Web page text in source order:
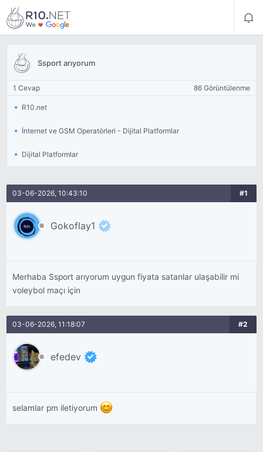
Ssport arıyorum
1 Cevap 86 Görüntülenme
R10.net
İnternet ve GSM Operatörleri - Dijital Platformlar
Dijital Platformlar
03-06-2026, 10:43:10 #1
Gokoflay1
Merhaba Ssport arıyorum uygun fiyata satanlar ulaşabilir mi
voleybol maçı için
03-06-2026, 11:18:07 #2
efedev
selamlar pm iletiyorum